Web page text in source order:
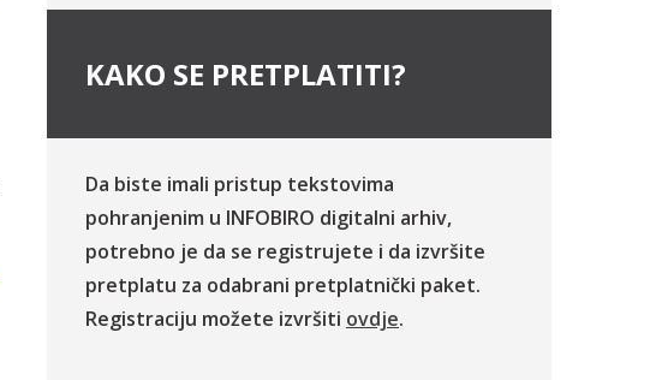
KAKO SE PRETPLATITI?
Da biste imali pristup tekstovima
pohranjenim u INFOBIRO digitalni arhiv,
potrebno je da se registrujete i da izvršite
pretplatu za odabrani pretplatnički paket.
Registraciju možete izvršiti ovdje.